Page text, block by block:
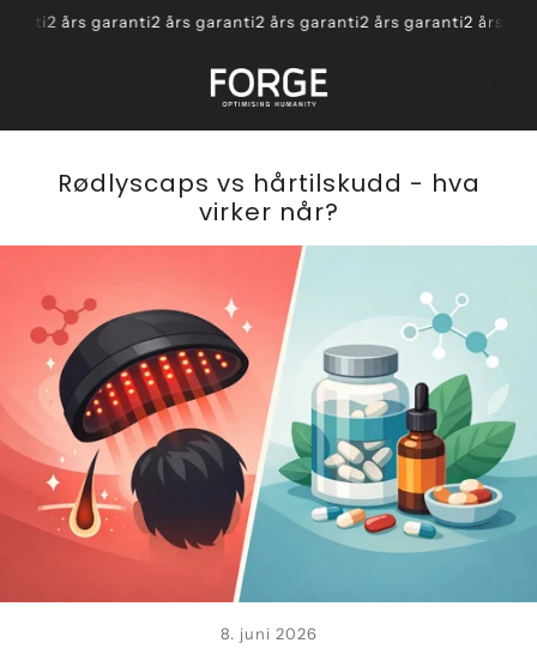
2 års garanti2 års garanti2 års garanti2 års garanti2 års
Rødlyscaps vs hårtilskudd - hva
virker når?
8. juni 2026